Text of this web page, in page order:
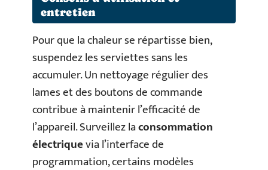
entretien
Pour que la chaleur se répartisse bien,
suspendez les serviettes sans les
accumuler. Un nettoyage régulier des
lames et des boutons de commande
contribue à maintenir l’efficacité de
l’appareil. Surveillez laconsommation
électriquevia l’interface de
programmation, certains modèles